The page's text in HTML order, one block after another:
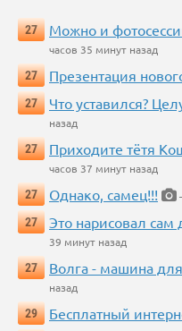
27 Можно и
часов 35 минут назад
27
Презентация
27
Что уставился?
назад
27
Приходите тётя
часов 37 минут назад
27
Однако, самец!!!
27
Это нарисовал
39 минут назад
27
Волга - машина
назад
29
Бесплатный